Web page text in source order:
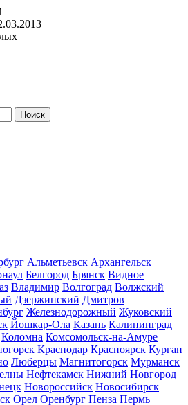
Альметьевск Архангельск
Белгород Брянск Видное
Владимир Волгоград Волжский
Дзержинский Дмитров
Железнодорожный Жуковский
Йошкар-Ола Казань Калининград
Коломна Комсомольск-на-Амуре
Краснодар Красноярск Курган
Люберцы Магнитогорск Мурманск
Нефтекамск Нижний Новгород
Новороссийск Новосибирск
Орел Оренбург Пенза Пермь